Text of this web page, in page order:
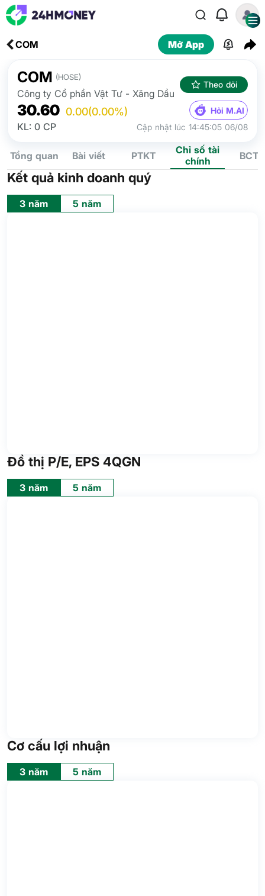
COM Mở App
COM (HOSE)
Công ty Cổ phần Vật Tư - Xăng Dầu
Theo dõi
30.60 0.00(0.00%) Hỏi M.AI
KL: 0 CP Cập nhật lúc 14:45:05 06/08
Tổng quan Bài viết PTKT
Chỉ số tài
chính
BCTC
Kết quả kinh doanh quý
3 năm 5 năm
Đồ thị P/E, EPS 4QGN
3 năm 5 năm
Cơ cấu lợi nhuận
3 năm 5 năm